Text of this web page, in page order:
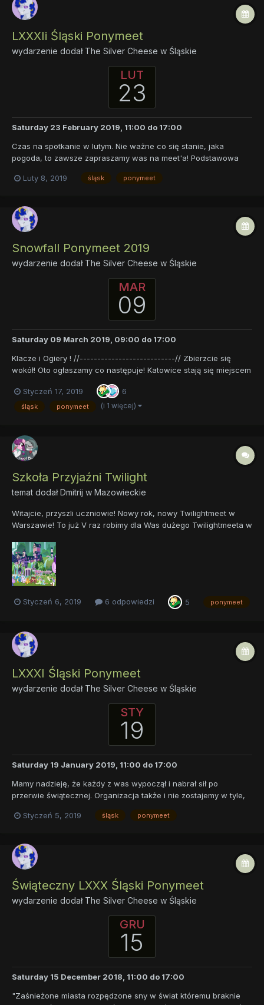
LXXXIi Śląski Ponymeet
wydarzenie dodał The Silver Cheese w Śląskie
LUT
23
Saturday 23 February 2019, 11:00 do 17:00
Czas na spotkanie w lutym. Nie ważne co się stanie, jaka
pogoda, to zawsze zapraszamy was na meet'a! Podstawowa
Plac Letni - stoliki przy Subwa'u Kiedy to? 23 luty o 12:00 (ekipa
Luty 8, 2019 śląsk ponymeet
Snowfall Ponymeet 2019
wydarzenie dodał The Silver Cheese w Śląskie
MAR
09
Saturday 09 March 2019, 09:00 do 17:00
Klacze i Ogiery ! //---------------------------// Zbierzcie się
wokół! Oto ogłaszamy co następuje! Katowice stają się miejscem
spotkania kucyków z wszelkich krańców krainy. Mamy zaszczyt
was zaprosić na drugą edycję Snowfall Ponymeet’a w stolicy
Czarnego Śląska! //----...
Styczeń 17, 2019 6
śląsk ponymeet (i 1 więcej)
Szkoła Przyjaźni Twilight
temat dodałDmitrij w Mazowieckie
Witajcie, przyszli uczniowie! Nowy rok, nowy Twilightmeet w
Warszawie! To już V raz robimy dla Was dużego Twilightmeeta w
rok... szkolny! Motywem przewodnim meeta jest ostatni wielki
temat z serialu, czyli School of Friends...
Styczeń 6, 2019 6 odpowiedzi 5 ponymeet
LXXXI Śląski Ponymeet
wydarzenie dodał The Silver Cheese w Śląskie
STY
19
Saturday 19 January 2019, 11:00 do 17:00
Mamy nadzieję, że każdy z was wypoczął i nabrał sił po
przerwie świątecznej. Organizacja także i nie zostajemy w tyle,
trochę świeżości podczas meetów, które przedstawimy już
Styczeń 5, 2019 śląsk ponymeet
Świąteczny LXXX Śląski Ponymeet
wydarzenie dodał The Silver Cheese w Śląskie
GRU
15
Saturday 15 December 2018, 11:00 do 17:00
"Zaśnieżone miasta rozpędzone sny w świat któremu braknie